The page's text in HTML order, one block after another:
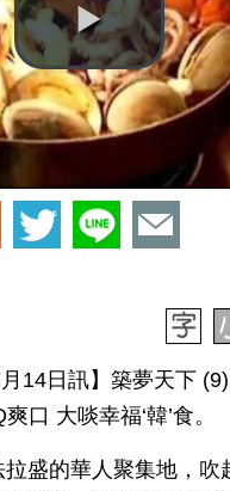
月14日訊】築夢天下
口 大啖幸福‘韓’食。
盛的華人聚集地，吹